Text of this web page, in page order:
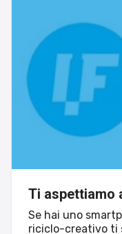
Ti aspettiamo
Se hai uno
riciclo-creativo ti